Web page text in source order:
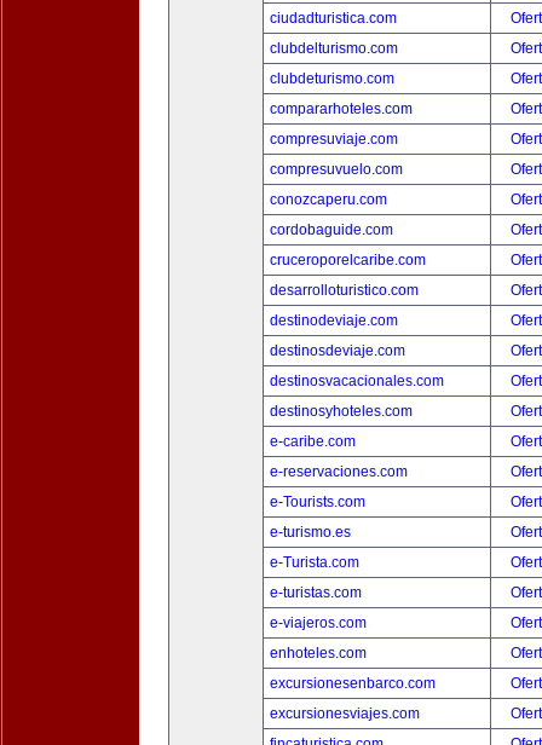
ciudadturistica.com
clubdelturismo.com
clubdeturismo.com
compararhoteles.com
compresuviaje.com
compresuvuelo.com
conozcaperu.com
cordobaguide.com
cruceroporelcaribe.com
desarrolloturistico.com
destinodeviaje.com
destinosdeviaje.com
destinosvacacionales.com
destinosyhoteles.com
e-caribe.com
e-reservaciones.com
e-Tourists.com
e-turismo.es
e-Turista.com
e-turistas.com
e-viajeros.com
enhoteles.com
excursionesenbarco.com
excursionesviajes.com